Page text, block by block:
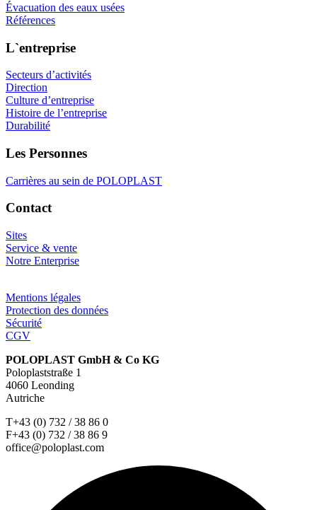
Évacuation des eaux usées
Références
L`entreprise
Secteurs d’activités
Direction
Culture d’entreprise
Histoire de l’entreprise
Durabilité
Les Personnes
Carrières au sein de POLOPLAST
Contact
Sites
Service & vente
Notre Enterprise
Mentions légales
Protection des données
Sécurité
CGV
POLOPLAST GmbH & Co KG
Poloplaststraße 1
4060 Leonding
Autriche
T+43 (0) 732 / 38 86 0
F+43 (0) 732 / 38 86 9
office@poloplast.com